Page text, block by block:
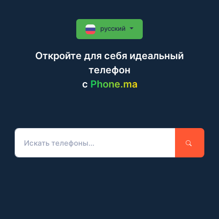
Откройте для себя идеальный
телефон
c Phone.ma
русский